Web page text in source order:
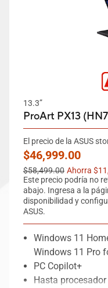
13.3”
ProArt PX13
El precio de la ASUS
New price
$46,999.00
Old price
$58,499.00 Ahorra
Este precio podría no
abajo. Ingresa a la
disponibilidad y
ASUS.
Windows 11
Windows 11 Pro
PC Copilot+
Hasta